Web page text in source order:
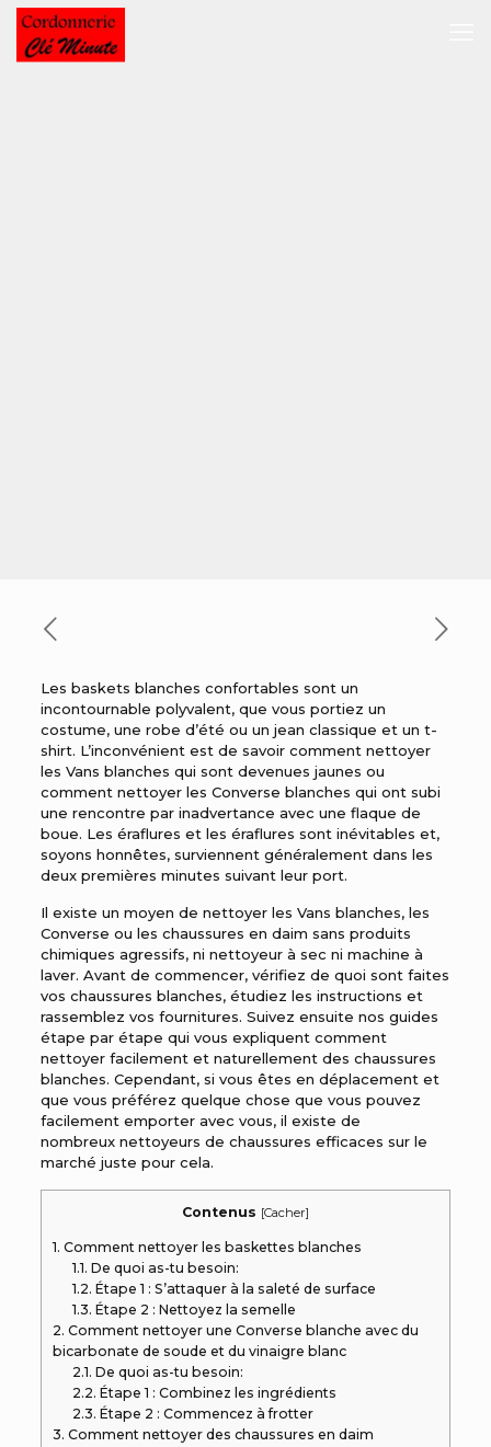
Les baskets blanches confortables sont un
incontournable polyvalent, que vous portiez un
costume, une robe d’été ou un jean classique et un t-
shirt. L’inconvénient est de savoir comment nettoyer
les Vans blanches qui sont devenues jaunes ou
comment nettoyer les Converse blanches qui ont subi
une rencontre par inadvertance avec une flaque de
boue. Les éraflures et les éraflures sont inévitables et,
soyons honnêtes, surviennent généralement dans les
deux premières minutes suivant leur port.
Il existe un moyen de nettoyer les Vans blanches, les
Converse ou les chaussures en daim sans produits
chimiques agressifs, ni nettoyeur à sec ni machine à
laver. Avant de commencer, vérifiez de quoi sont faites
vos chaussures blanches, étudiez les instructions et
rassemblez vos fournitures. Suivez ensuite nos guides
étape par étape qui vous expliquent comment
nettoyer facilement et naturellement des chaussures
blanches. Cependant, si vous êtes en déplacement et
que vous préférez quelque chose que vous pouvez
facilement emporter avec vous, il existe de
nombreux nettoyeurs de chaussures efficaces sur le
marché juste pour cela.
Contenus [Cacher]
1. Comment nettoyer les baskettes blanches
1.1. De quoi as-tu besoin:
1.2. Étape 1 : S’attaquer à la saleté de surface
1.3. Étape 2 : Nettoyez la semelle
2. Comment nettoyer une Converse blanche avec du
bicarbonate de soude et du vinaigre blanc
2.1. De quoi as-tu besoin:
2.2. Étape 1 : Combinez les ingrédients
2.3. Étape 2 : Commencez à frotter
3. Comment nettoyer des chaussures en daim